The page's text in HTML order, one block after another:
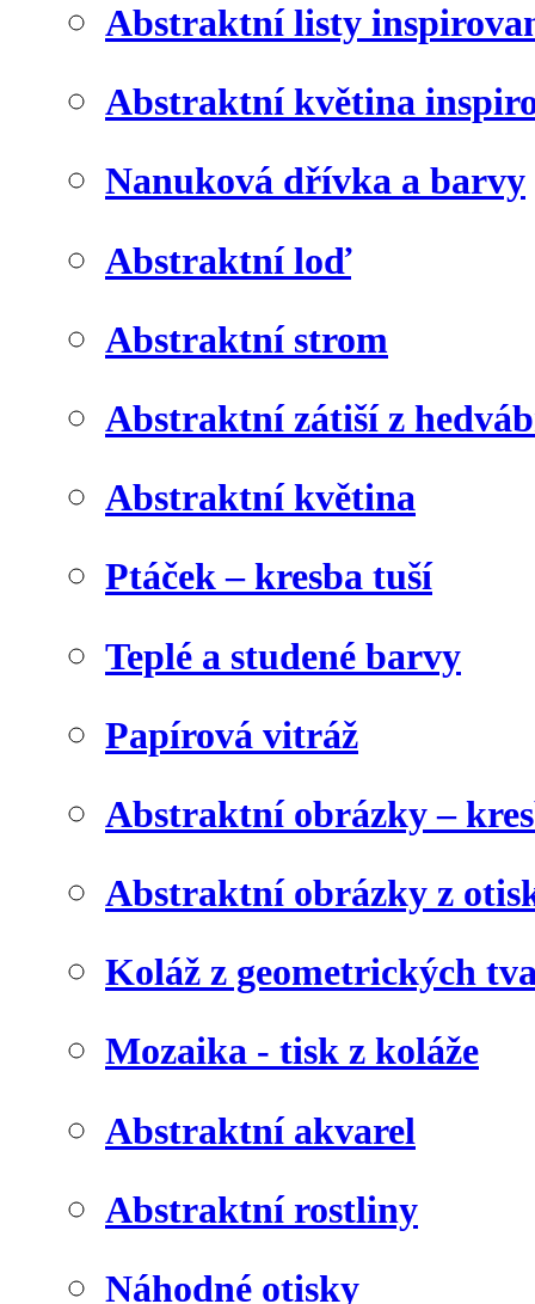
Abstraktní listy
Abstraktní květina
Nanuková dřívka a barvy
Abstraktní loď
Abstraktní strom
Abstraktní zátiší z
Abstraktní květina
Ptáček – kresba tuší
Teplé a studené barvy
Papírová vitráž
Abstraktní obrázky –
Abstraktní obrázky z
Koláž z geometrických
Mozaika - tisk z koláže
Abstraktní akvarel
Abstraktní rostliny
Náhodné otisky